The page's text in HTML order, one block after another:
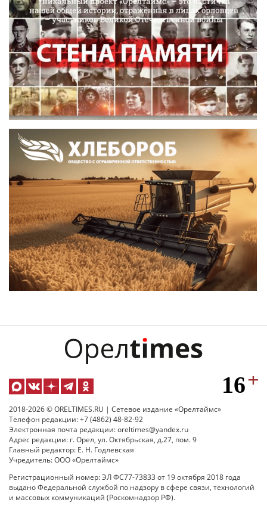
2018-2026 © ORELTIMES.RU | Сетевое издание «Орелтаймс»
Телефон редакции: +7 (4862) 48-82-92
Электронная почта редакции: oreltimes@yandex.ru
Адрес редакции: г. Орел, ул. Октябрьская, д.27, пом. 9
Главный редактор: Е. Н. Годлевская
Учредитель: ООО «Орелтаймс»
Регистрационный номер: ЭЛ ФС77-73833 от 19 октября 2018 года
выдано Федеральной службой по надзору в сфере связи, технологий
и массовых коммуникаций (Роскомнадзор РФ).